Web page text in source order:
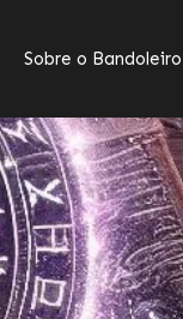
Sobre o Bandoleiro